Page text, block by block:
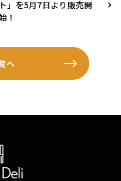
ト」を5月7日より販売開
！
へ